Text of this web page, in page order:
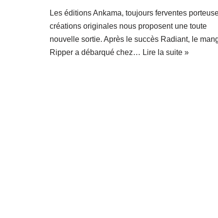
Les éditions Ankama, toujours ferventes
créations originales nous proposent une toute
nouvelle sortie. Après le succès Radiant, le
Ripper a débarqué chez… Lire la suite »